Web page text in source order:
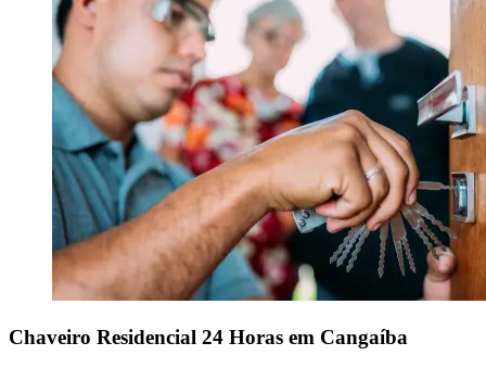
Chaveiro Residencial 24 Horas em Cangaíba